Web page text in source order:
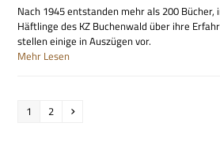
Nach 1945 entstanden mehr als 200 Bücher,
Häftlinge des KZ Buchenwald über ihre
stellen einige in Auszügen vor.
Mehr Lesen
Seite
1 Seite
2 Vorwärts